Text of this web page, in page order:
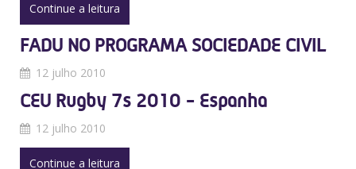
Continue a leitura
FADU NO PROGRAMA SOCIEDADE CIVIL
12 julho 2010
CEU Rugby 7s 2010 - Espanha
12 julho 2010
Continue a leitura